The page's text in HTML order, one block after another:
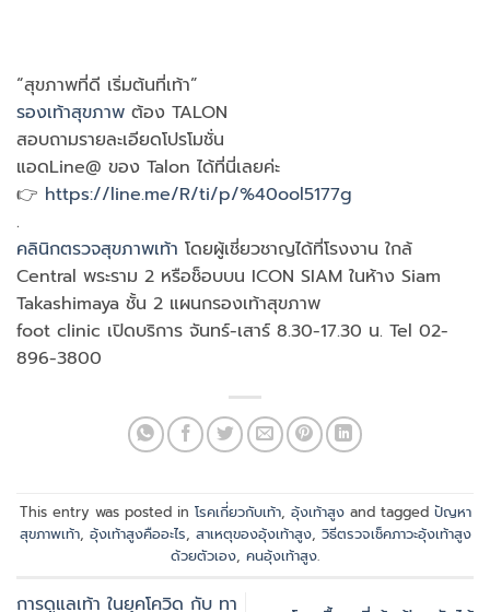
“สุขภาพที่ดี เริ่มต้นที่เท้า”
รองเท้าสุขภาพ ต้อง TALON
สอบถามรายละเอียดโปรโมชั่น
แอดLine@ ของ Talon ได้ที่นี่เลยค่ะ
👉 https://line.me/R/ti/p/%40ool5177g
.
คลินิกตรวจสุขภาพเท้า โดยผู้เชี่ยวชาญได้ที่โรงงาน ใกล้
Central พระราม 2 หรือช็อบบน ICON SIAM ในห้าง Siam
Takashimaya ชั้น 2 แผนกรองเท้าสุขภาพ
foot clinic เปิดบริการ จันทร์-เสาร์ 8.30-17.30 น. Tel 02-
896-3800
This entry was posted in โรคเกี่ยวกับเท้า, อุ้งเท้าสูงand tagged ปัญหา
สุขภาพเท้า, อุ้งเท้าสูงคืออะไร, สาเหตุของอุ้งเท้าสูง, วิธีตรวจเช็คภาวะอุ้งเท้าสูง
ด้วยตัวเอง, คนอุ้งเท้าสูง.
การดูแลเท้า ในยุคโควิด กับ ทา